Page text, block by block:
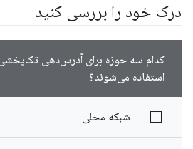
درک خود را بررسی کنید
استفاده می‌شوند؟
شبکه محلی